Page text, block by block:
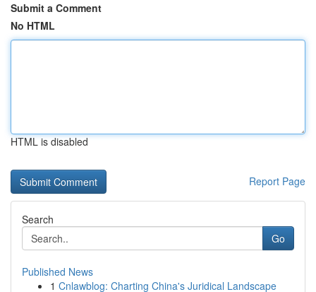
Submit a Comment
No HTML
HTML is disabled
Report Page
Search
Go
Published News
1 Cnlawblog: Charting China's Juridical Landscape